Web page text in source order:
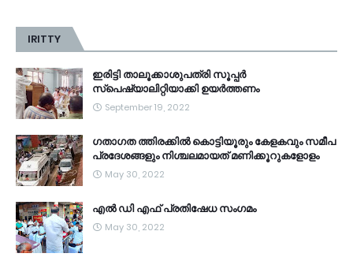
IRITTY
ഇരിട്ടി താലൂക്കാശുപത്രി സൂപ്പർ
സ്‌പെഷ്യാലിറ്റിയാക്കി ഉയർത്തണം
September 19, 2022
ഗതാഗത ത്തിരക്കിൽ കൊട്ടിയൂരും കേളകവും സമീപ
പ്രദേശങ്ങളും നിശ്ചലമായത് മണിക്കൂറുകളോളം
May 30, 2022
എൽ ഡി എഫ് പ്രതിഷേധ സംഗമം
May 30, 2022